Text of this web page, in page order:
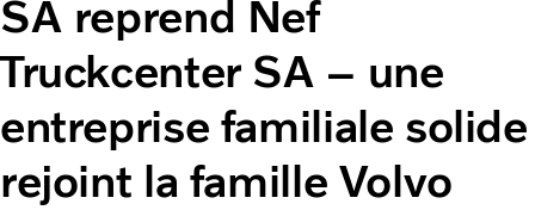
Services
Carrières
Localisation du réseau
News
Notre société
Contact
SA reprend Nef
Truckcenter SA – une
entreprise familiale solide
rejoint la famille Volvo